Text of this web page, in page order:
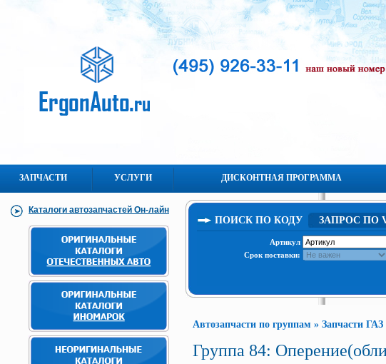
ЗАПЧАСТИ УСЛУГИ ДИСКОНТНАЯ ПРОГРАММА
Каталоги автозапчастей Он-лайн
ПОИСК ПО КОДУ ЗАПРОС ПО
Артикул
Срок поставки:
Автозапчасти по группам » Запчасти ГАЗ
Группа 84: